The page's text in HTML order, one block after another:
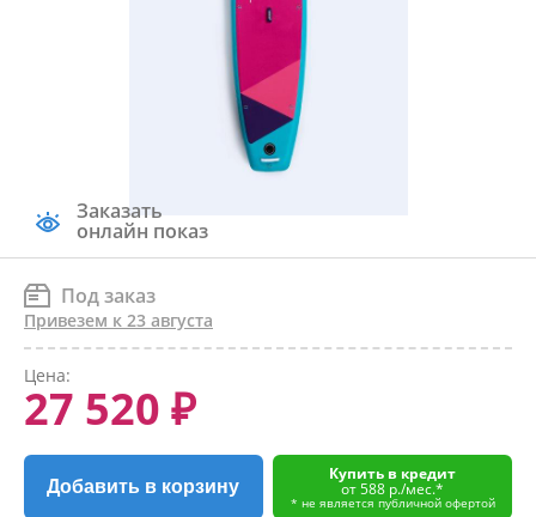
Заказать
онлайн показ
Под заказ
Привезем к 23 августа
Цена:
27 520 ₽
Добавить в корзину
Купить в кредит
от 588 р./мес.*
* не является публичной офертой